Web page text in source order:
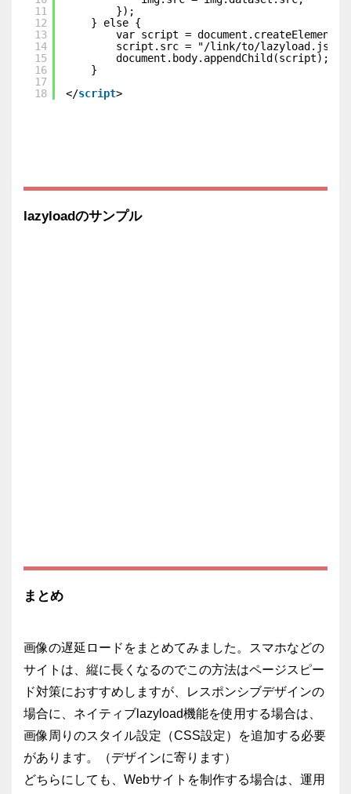
11
12
13
14
15
16
17
18
});
} else {
var script =
script.src = "/link/to/lazyload.js";
document.body.appendChild(script);
}
</script>
lazyloadのサンプル
まとめ
画像の遅延ロードをまとめてみました。スマホなどの
サイトは、縦に長くなるのでこの方法はページスピー
ド対策におすすめしますが、レスポンシブデザインの
場合に、ネイティブlazyload機能を使用する場合は、
画像周りのスタイル設定（CSS設定）を追加する必要
があります。（デザインに寄ります）
どちらにしても、Webサイトを制作する場合は、運用